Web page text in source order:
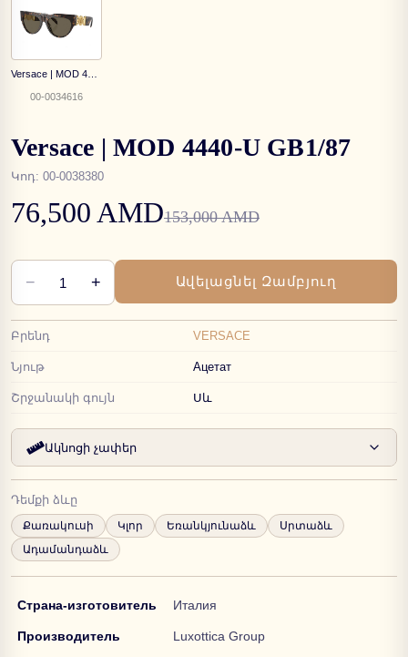
00-0034616
Versace | MOD 4440-U GB1/87
Կոդ: 00-0038380
76,500 AMD153,000 AMD
− 1 + Ավելացնել Զամբյուղ
Բրենդ VERSACE
Նյութ Ацетат
Շրջանակի գույն Սև
Ակնոցի չափեր
Դեմքի ձևը
Քառակուսի Կլոր Եռանկյունաձև
Սրտաձև
Ադամանդաձև
Страна-изготовитель Италия
Производитель Luxottica Group